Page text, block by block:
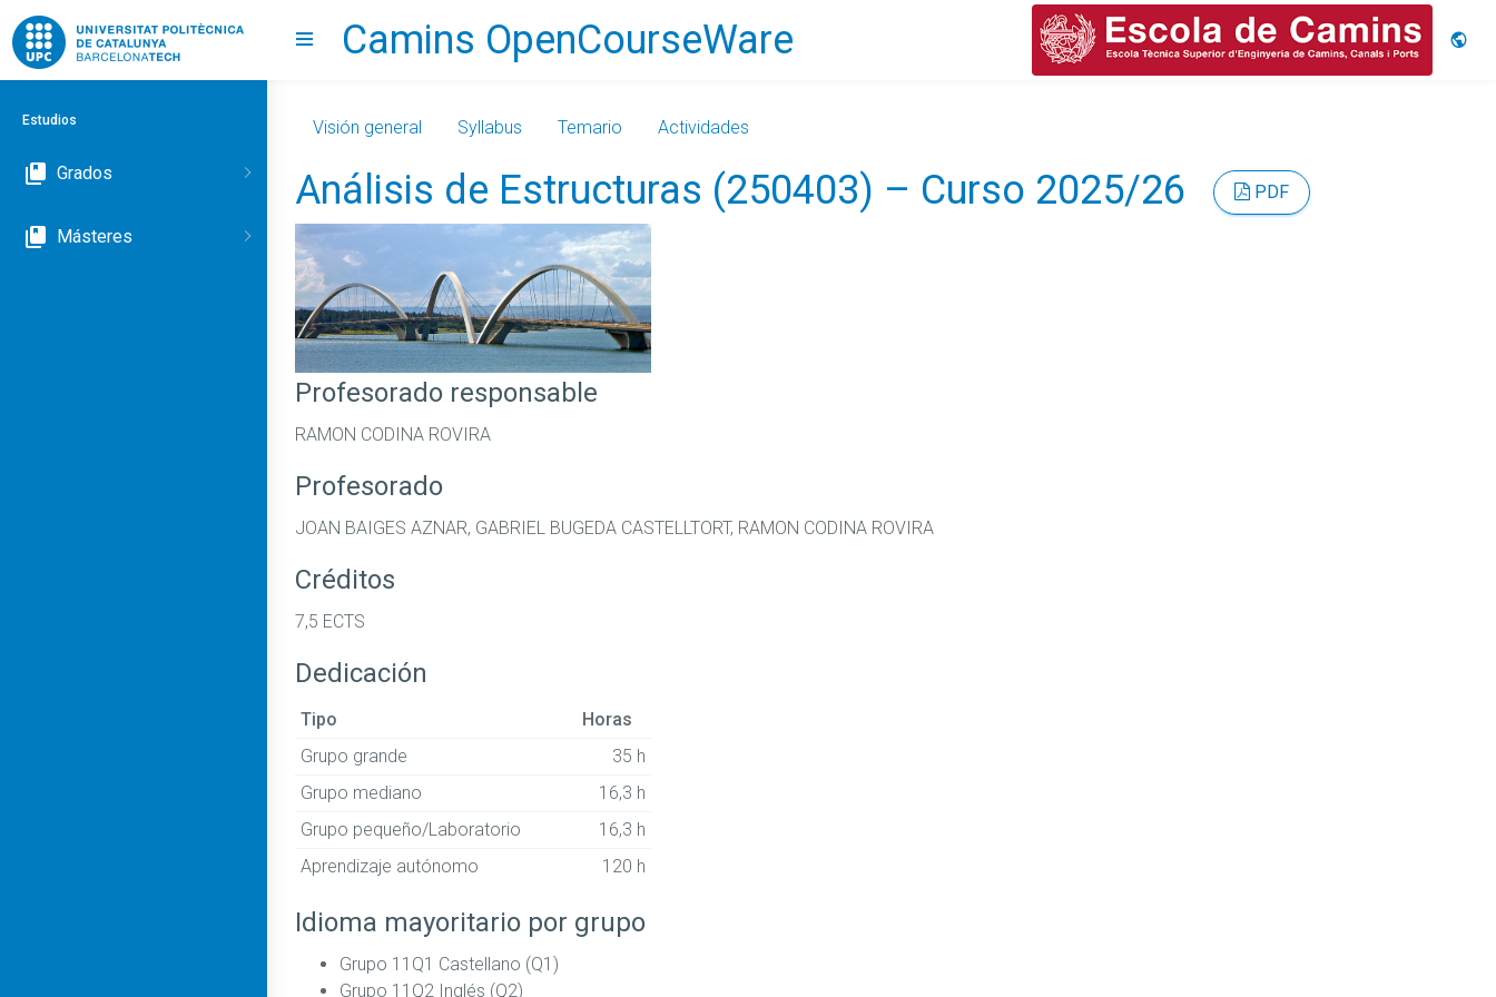
Go to upc.edu Show menuCamins OpenCourseWare
Estudios
Grados
Másteres
Visión general Syllabus Temario Actividades
Análisis de Estructuras (250403) – Curso 2025/26 PDF
Profesorado responsable
RAMON CODINA ROVIRA
Profesorado
JOAN BAIGES AZNAR, GABRIEL BUGEDA CASTELLTORT, RAMON CODINA ROVIRA
Créditos
7,5 ECTS
Dedicación
Tipo
Horas
Grupo grande
35 h
Grupo mediano
16,3 h
Grupo pequeño/Laboratorio
16,3 h
Aprendizaje autónomo
120 h
Idioma mayoritario por grupo
Grupo 11Q1 Castellano (Q1)
Grupo 11Q2 Inglés (Q2)